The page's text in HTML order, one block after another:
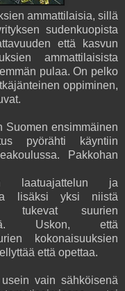
ammattilaisia, sillä
sudenkuopista
että kasvun
ammattilaisista
pulaa. On pelko
oppiminen,
Suomen ensimmäinen
pyörähti käyntiin
Pakkohan
laatuajattelun ja
lisäksi yksi niistä
tukevat suurien
Uskon, että
kokonaisuuksien
että opettaa.
vain sähköisenä